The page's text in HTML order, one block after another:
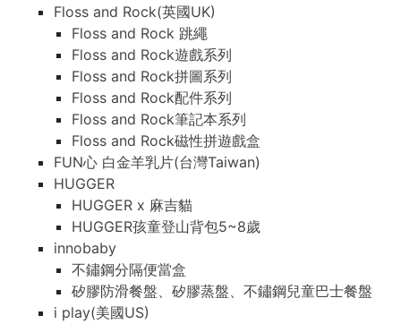
Floss and Rock(英國UK)
Floss and Rock 跳繩
Floss and Rock遊戲系列
Floss and Rock拼圖系列
Floss and Rock配件系列
Floss and Rock筆記本系列
Floss and Rock磁性拼遊戲盒
FUN心 白金羊乳片(台灣Taiwan)
HUGGER
HUGGER x 麻吉貓
HUGGER孩童登山背包5~8歲
innobaby
不鏽鋼分隔便當盒
矽膠防滑餐盤、矽膠蒸盤、不鏽鋼兒童巴士餐盤
i play(美國US)